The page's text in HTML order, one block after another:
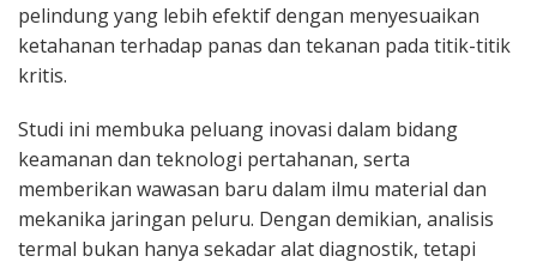
pelindung yang lebih efektif dengan menyesuaikan
ketahanan terhadap panas dan tekanan pada titik-titik
kritis.
Studi ini membuka peluang inovasi dalam bidang
keamanan dan teknologi pertahanan, serta
memberikan wawasan baru dalam ilmu material dan
mekanika jaringan peluru. Dengan demikian, analisis
termal bukan hanya sekadar alat diagnostik, tetapi